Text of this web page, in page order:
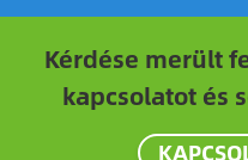
Kérdése merült
kapcsolatot és